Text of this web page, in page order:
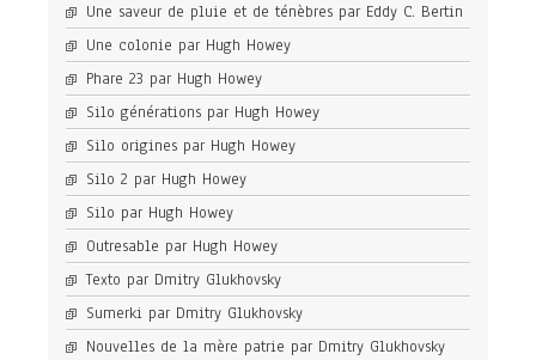
Une saveur de pluie et de ténèbres par Eddy C. Bertin
Une colonie par Hugh Howey
Phare 23 par Hugh Howey
Silo générations par Hugh Howey
Silo origines par Hugh Howey
Silo 2 par Hugh Howey
Silo par Hugh Howey
Outresable par Hugh Howey
Texto par Dmitry Glukhovsky
Sumerki par Dmitry Glukhovsky
Nouvelles de la mère patrie par Dmitry Glukhovsky